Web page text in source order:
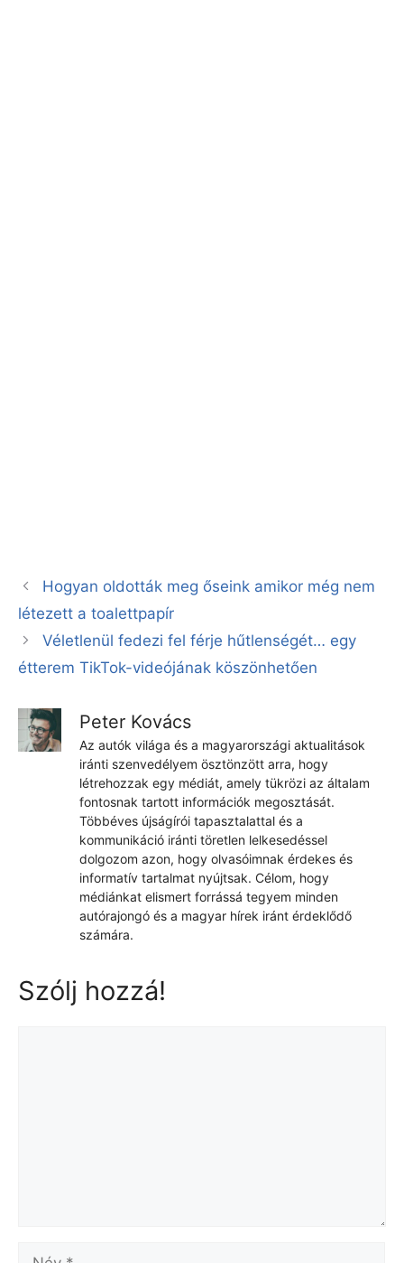
Hogyan oldották meg őseink amikor még nem
létezett a toalettpapír
Véletlenül fedezi fel férje hűtlenségét… egy
étterem TikTok-videójának köszönhetően
Peter Kovács
Az autók világa és a magyarországi aktualitások
iránti szenvedélyem ösztönzött arra, hogy
létrehozzak egy médiát, amely tükrözi az általam
fontosnak tartott információk megosztását.
Többéves újságírói tapasztalattal és a
kommunikáció iránti töretlen lelkesedéssel
dolgozom azon, hogy olvasóimnak érdekes és
informatív tartalmat nyújtsak. Célom, hogy
médiánkat elismert forrássá tegyem minden
autórajongó és a magyar hírek iránt érdeklődő
számára.
Szólj hozzá!
Név